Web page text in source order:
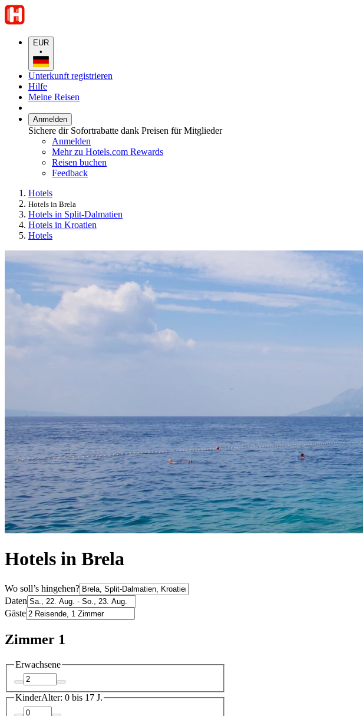
EUR
•
Unterkunft registrieren
Hilfe
Meine Reisen
Anmelden
Sichere dir Sofortrabatte dank Preisen für Mitglieder
Anmelden
Mehr zu Hotels.com Rewards
Reisen buchen
Feedback
Hotels
Hotels in Brela
Hotels in Split-Dalmatien
Hotels in Kroatien
Hotels
Hotels in Brela
Wo soll’s hingehen?
Daten
Gäste
Zimmer 1
Erwachsene
KinderAlter: 0 bis 17 J.